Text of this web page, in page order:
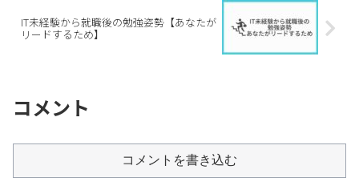
IT未経験から就職後の勉強姿勢【あなたが
リードするため】
コメント
コメントを書き込む